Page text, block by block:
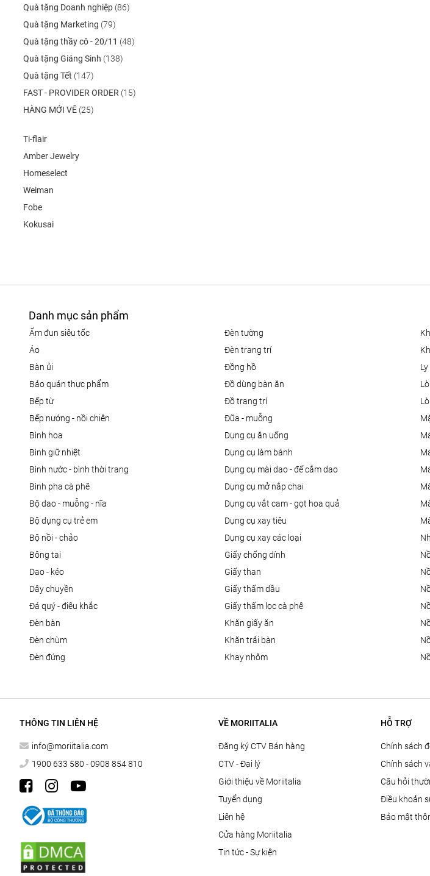
Quà tặng Doanh nghiệp (86)
Quà tặng Marketing (79)
Quà tặng thầy cô - 20/11 (48)
Quà tặng Giáng Sinh (138)
Quà tặng Tết (147)
FAST - PROVIDER ORDER (15)
HÀNG MỚI VÊ (25)
Ti-flair
Amber Jewelry
Homeselect
Weiman
Fobe
Kokusai
Danh mục sản phẩm
ấm đun siêu tốc
áo
bàn ủi
bảo quản thực phẩm
bếp từ
bếp nướng - nồi chiên
bình hoa
bình giữ nhiệt
bình nước - bình thời trang
bình pha cà phê
bộ dao - muỗng - nĩa
bộ dụng cụ trẻ em
bộ nồi - chảo
bông tai
dao - kéo
dây chuyền
đá quý - điêu khắc
đèn bàn
đèn chùm
đèn đứng
đèn tường
đèn trang trí
đồng hồ
đồ dùng bàn ăn
đồ trang trí
đũa - muỗng
dụng cụ ăn uống
dụng cụ làm bánh
dụng cụ mài dao - đế cắm dao
dụng cụ mở nắp chai
dụng cụ vắt cam - gọt hoa quả
dụng cụ xay tiêu
dụng cụ xay các loại
giấy chống dính
giấy than
giấy thấm dầu
giấy thấm lọc cà phê
khăn giấy ăn
khăn trải bàn
khay nhôm
THÔNG TIN LIÊN HỆ
info@moriitalia.com
1900 633 580 - 0908 854 810
VỀ MORIITALIA
Đăng ký CTV Bán hàng
CTV - Đại lý
Giới thiệu về Moriitalia
Tuyển dụng
Liên hệ
Cửa hàng Moriitalia
Tin tức - Sự kiện
HỖ TRỢ
Chính sách
Chính sách
Câu hỏi
Điều khoản
Bảo mật